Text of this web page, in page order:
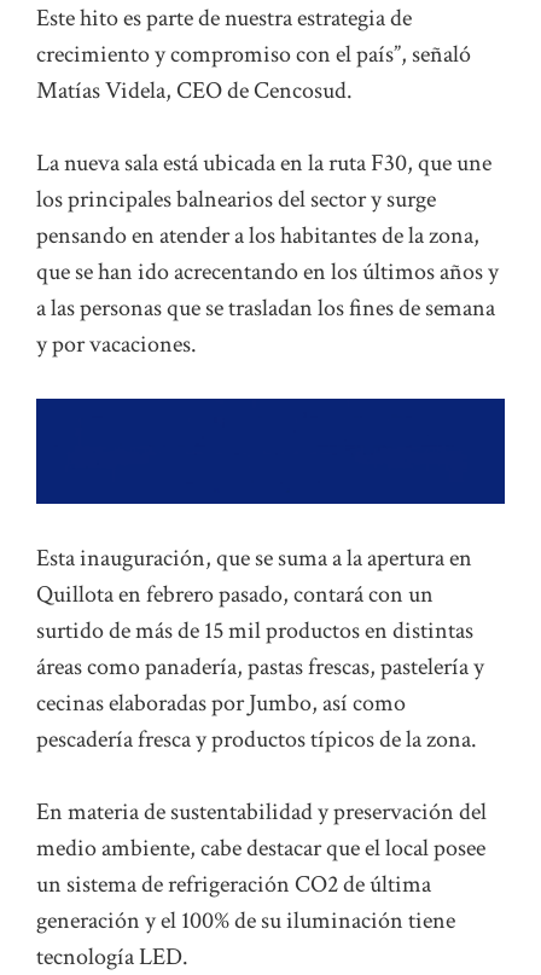
Este hito es parte de nuestra estrategia de
crecimiento y compromiso con el país”, señaló
Matías Videla, CEO de Cencosud.
La nueva sala está ubicada en la ruta F30, que une
los principales balnearios del sector y surge
pensando en atender a los habitantes de la zona,
que se han ido acrecentando en los últimos años y
a las personas que se trasladan los fines de semana
y por vacaciones.
Esta inauguración, que se suma a la apertura en
Quillota en febrero pasado, contará con un
surtido de más de 15 mil productos en distintas
áreas como panadería, pastas frescas, pastelería y
cecinas elaboradas por Jumbo, así como
pescadería fresca y productos típicos de la zona.
En materia de sustentabilidad y preservación del
medio ambiente, cabe destacar que el local posee
un sistema de refrigeración CO2 de última
generación y el 100% de su iluminación tiene
tecnología LED.